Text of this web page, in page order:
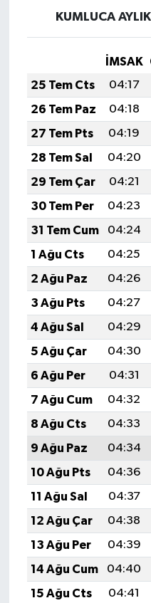
KUMLUCA
İMSAK
25 Tem Cts
04:17
26 Tem Paz
04:18
27 Tem Pts
04:19
28 Tem Sal
04:20
29 Tem Çar
04:21
30 Tem Per
04:23
31 Tem Cum
04:24
1 Ağu Cts
04:25
2 Ağu Paz
04:26
3 Ağu Pts
04:27
4 Ağu Sal
04:29
5 Ağu Çar
04:30
6 Ağu Per
04:31
7 Ağu Cum
04:32
8 Ağu Cts
04:33
9 Ağu Paz
04:34
10 Ağu Pts
04:36
11 Ağu Sal
04:37
12 Ağu Çar
04:38
13 Ağu Per
04:39
14 Ağu Cum
04:40
15 Ağu Cts
04:41